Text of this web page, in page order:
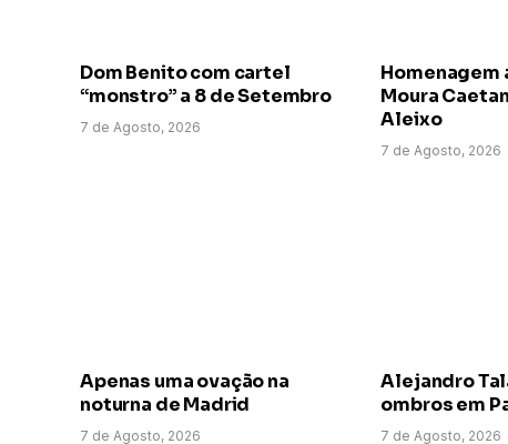
Dom Benito com cartel
“monstro” a 8 de Setembro
7 de Agosto, 2026
Homenagem
Moura
Aleixo
7 de Agosto, 2026
Apenas uma ovação na
noturna de Madrid
7 de Agosto, 2026
Alejandro
ombros em
7 de Agosto, 2026